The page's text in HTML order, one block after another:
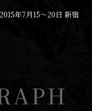
年7月15〜20日 新宿